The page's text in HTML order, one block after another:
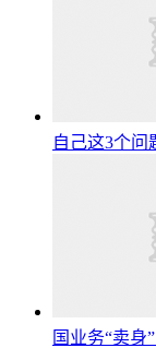
自己这3个问
国业务“卖身